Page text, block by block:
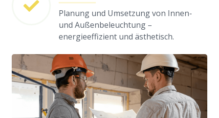
Planung und Umsetzung von Innen-
und Außenbeleuchtung –
energieeffizient und ästhetisch.